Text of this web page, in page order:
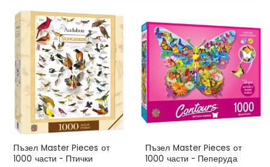
Пъзел Master Pieces от
1000 части - Птички
Пъзел Master Pieces от
1000 части - Пеперуда